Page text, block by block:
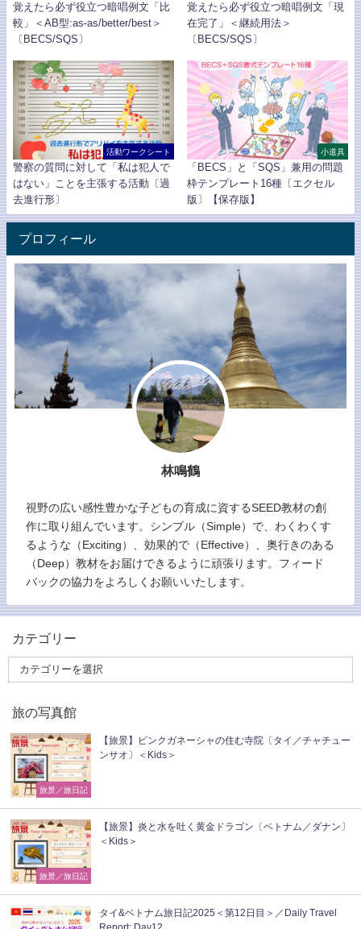
覚えたら必ず役立つ暗唱例文「比
較」＜AB型:as-as/better/best＞
〔BECS/SQS〕
覚えたら必ず役立つ暗唱例文「現
在完了」＜継続用法＞
〔BECS/SQS〕
活動ワークシート
警察の質問に対して「私は犯人で
はない」ことを主張する活動〔過
去進行形〕
小道具
「BECS」と「SQS」兼用の問題
枠テンプレート16種〔エクセル
版〕【保存版】
プロフィール
林鳴鶴
視野の広い感性豊かな子どもの育成に資するSEED教材の創
作に取り組んでいます。シンプル（Simple）で、わくわくす
るような（Exciting）、効果的で（Effective）、奥行きのある
（Deep）教材をお届けできるように頑張ります。フィード
バックの協力をよろしくお願いいたします。
カテゴリー
旅の写真館
旅景／旅日記
【旅景】ピンクガネーシャの住む寺院〔タイ／チャチュー
ンサオ〕＜Kids＞
旅景／旅日記
【旅景】炎と水を吐く黄金ドラゴン〔ベトナム／ダナン〕
＜Kids＞
タイ&ベトナム旅日記2025＜第12日目＞／Daily Travel